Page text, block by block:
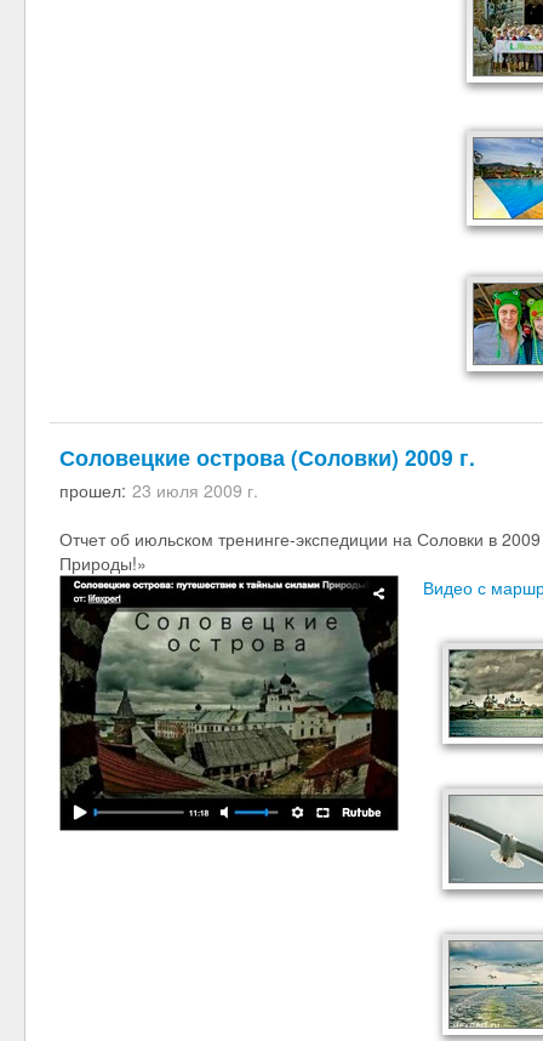
Соловецкие острова (Соловки) 2009 г.
прошел: 23 июля 2009 г.
Отчет об июльском тренинге-экспедиции на Соловки в
Природы!»
Видео с